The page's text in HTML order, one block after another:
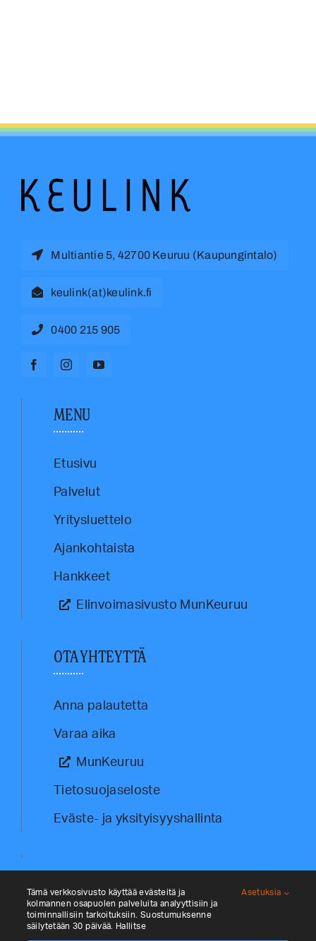
Multiantie 5, 42700 Keuruu (Kaupungintalo)
keulink(at)keulink.fi
0400 215 905
MENU
Etusivu
Palvelut
Yritysluettelo
Ajankohtaista
Hankkeet
Elinvoimasivusto MunKeuruu
OTA YHTEYTTÄ
Anna palautetta
Varaa aika
MunKeuruu
Tietosuojaseloste
Eväste- ja yksityisyyshallinta
Tämä verkkosivusto käyttää evästeitä ja
kolmannen osapuolen palveluita analyyttisiin ja
toiminnallisiin tarkoituksiin. Suostumuksenne
säilytetään 30 päivää. Hallitse
Asetuksia